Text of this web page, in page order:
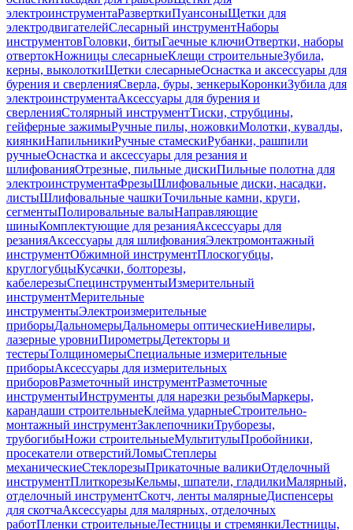
электроинструментаРазверткиПуансоныЩетки для
электродвигателейСлесарный инструментНаборы
инструментовГоловки, битыГаечные ключиОтвертки, наборы
отвертокНожницы слесарныеКлещи строительныеЗубила,
керны, выколоткиЩетки слесарныеОснастка и аксессуары для
бурения и сверленияСверла, буры, зенкерыКоронкиЗубила для
электроинструментаАксессуары для бурения и
сверленияСтолярный инструментТиски, струбцины,
гейферные зажимыРучные пилы, ножовкиМолотки, кувалды,
киянкиНапильникиРучные стамескиРубанки, рашпили
ручныеОснастка и аксессуары для резания и
шлифованияОтрезные, пильные дискиПильные полотна для
электроинструментаФрезыШлифовальные диски, насадки,
листыШлифовальные чашкиТочильные камни, круги,
сегментыПолировальные валыНаправляющие
шиныКомплектующие для резанияАксессуары для
резанияАксессуары для шлифованияЭлектромонтажный
инструментОбжимной инструментПлоскогубцы,
круглогубцыКусачки, болторезы,
кабелерезыСпецинструментыИзмерительный
инструментМерительные
инструментыЭлектроизмерительные
приборыДальномерыДальномеры оптическиеНивелиры,
лазерные уровниПирометрыДетекторы и
тестерыТолщиномерыСпециальные измерительные
приборыАксессуары для измерительных
приборовРазметочный инструментРазметочные
инструментыИнструменты для нарезки резьбыМаркеры,
карандаши строительныеКлейма ударныеСтроительно-
монтажный инструментЗаклепочникиТруборезы,
трубогибыНожи строительныеМультитулыПробойники,
просекатели отверстийЛомыСтеплеры
механическиеСтеклорезыПрикаточные валикиОтделочный
инструментПлиткорезыКельмы, шпатели, гладилкиМалярный,
отделочный инструментСкотч, ленты малярныеДиспенсеры
для скотчаАксессуары для малярных, отделочных
работПленки строительныеЛестницы и стремянкиЛестницы,